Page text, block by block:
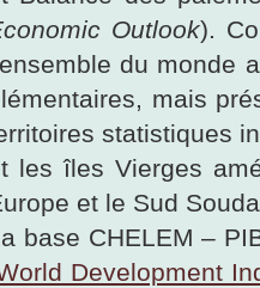
Outlook).
du monde
mais
statistiques
les îles Vierges
et le Sud
base CHELEM –
Development